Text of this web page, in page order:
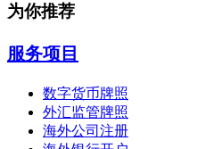
为你推荐
服务项目
数字货币牌照
外汇监管牌照
海外公司注册